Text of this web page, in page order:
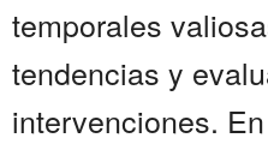
temporales
tendencias y
intervenciones.